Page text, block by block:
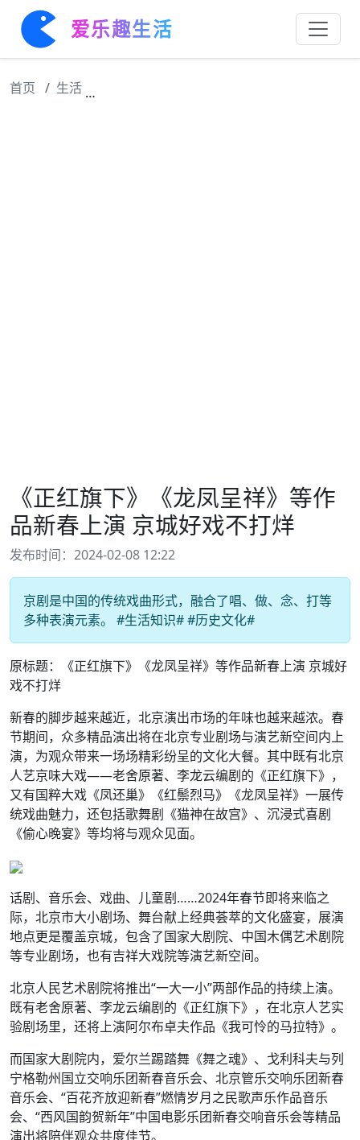
爱乐趣生活
首页 生活
《正红旗下》《龙凤呈祥》等作
品新春上演 京城好戏不打烊
发布时间：2024-02-08 12:22
京剧是中国的传统戏曲形式，融合了唱、做、念、打等
多种表演元素。 #生活知识# #历史文化#
原标题：《正红旗下》《龙凤呈祥》等作品新春上演 京城好
戏不打烊
新春的脚步越来越近，北京演出市场的年味也越来越浓。春
节期间，众多精品演出将在北京专业剧场与演艺新空间内上
演，为观众带来一场场精彩纷呈的文化大餐。其中既有北京
人艺京味大戏——老舍原著、李龙云编剧的《正红旗下》，
又有国粹大戏《凤还巢》《红鬃烈马》《龙凤呈祥》一展传
统戏曲魅力，还包括歌舞剧《猫神在故宫》、沉浸式喜剧
《偷心晚宴》等均将与观众见面。
话剧、音乐会、戏曲、儿童剧……2024年春节即将来临之
际，北京市大小剧场、舞台献上经典荟萃的文化盛宴，展演
地点更是覆盖京城，包含了国家大剧院、中国木偶艺术剧院
等专业剧场，也有吉祥大戏院等演艺新空间。
北京人民艺术剧院将推出“一大一小”两部作品的持续上演。
既有老舍原著、李龙云编剧的《正红旗下》，在北京人艺实
验剧场里，还将上演阿尔布卓夫作品《我可怜的马拉特》。
而国家大剧院内，爱尔兰踢踏舞《舞之魂》、戈利科夫与列
宁格勒州国立交响乐团新春音乐会、北京管乐交响乐团新春
音乐会、“百花齐放迎新春”燃情岁月之民歌声乐作品音乐
会、“西风国韵贺新年”中国电影乐团新春交响音乐会等精品
演出将陪伴观众共度佳节。